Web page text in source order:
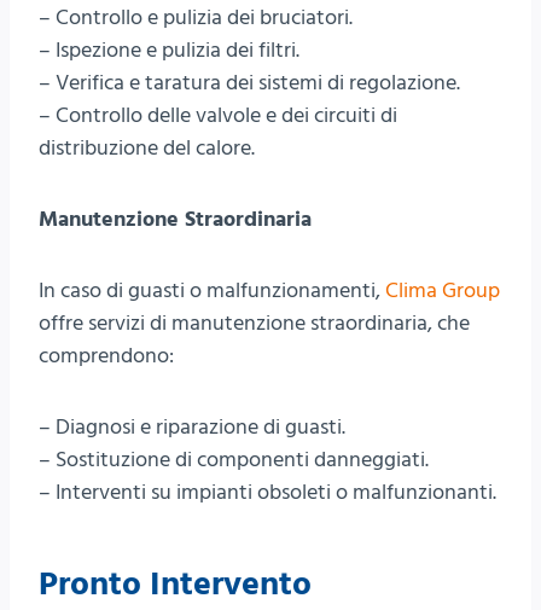
– Controllo e pulizia dei bruciatori.
– Ispezione e pulizia dei filtri.
– Verifica e taratura dei sistemi di regolazione.
– Controllo delle valvole e dei circuiti di
distribuzione del calore.
Manutenzione Straordinaria
In caso di guasti o malfunzionamenti,Clima Group
offre servizi di manutenzione straordinaria, che
comprendono:
– Diagnosi e riparazione di guasti.
– Sostituzione di componenti danneggiati.
– Interventi su impianti obsoleti o malfunzionanti.
Pronto Intervento